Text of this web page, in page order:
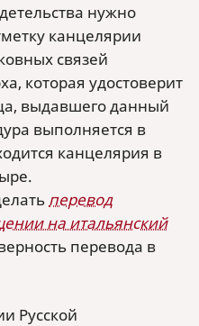
нужно
канцелярии
связей
которая удостоверит
выдавшего данный
выполняется в
канцелярия в
перевод
на итальянский
перевода в
Русской